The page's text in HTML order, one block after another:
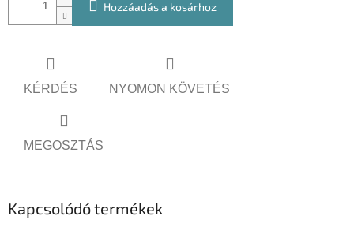
Hozzáadás a kosárhoz
KÉRDÉS NYOMON KÖVETÉS
MEGOSZTÁS
Kapcsolódó termékek